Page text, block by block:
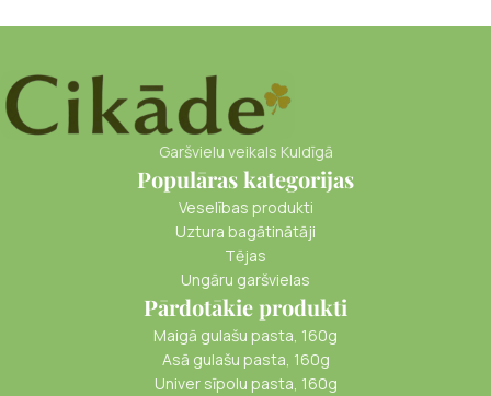
Garšvielu veikals Kuldīgā
Populāras kategorijas
Veselības produkti
Uztura bagātinātāji
Tējas
Ungāru garšvielas
Pārdotākie produkti
Maigā gulašu pasta, 160g
Asā gulašu pasta, 160g
Univer sīpolu pasta, 160g